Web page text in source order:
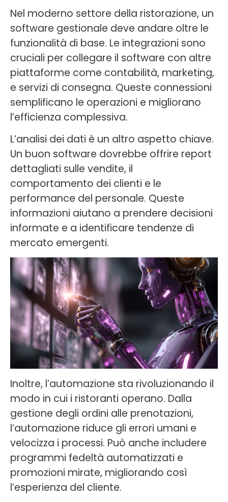
Nel moderno settore della ristorazione, un
software gestionale deve andare oltre le
funzionalità di base. Le integrazioni sono
cruciali per collegare il software con altre
piattaforme come contabilità, marketing,
e servizi di consegna. Queste connessioni
semplificano le operazioni e migliorano
l’efficienza complessiva.
L’analisi dei dati è un altro aspetto chiave.
Un buon software dovrebbe offrire report
dettagliati sulle vendite, il
comportamento dei clienti e le
performance del personale. Queste
informazioni aiutano a prendere decisioni
informate e a identificare tendenze di
mercato emergenti.
Inoltre, l’automazione sta rivoluzionando il
modo in cui i ristoranti operano. Dalla
gestione degli ordini alle prenotazioni,
l’automazione riduce gli errori umani e
velocizza i processi. Può anche includere
programmi fedeltà automatizzati e
promozioni mirate, migliorando così
l’esperienza del cliente.